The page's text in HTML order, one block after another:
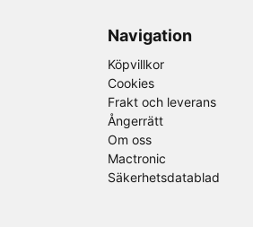
Navigation
Köpvillkor
Cookies
Frakt och leverans
Ångerrätt
Om oss
Mactronic
Säkerhetsdatablad